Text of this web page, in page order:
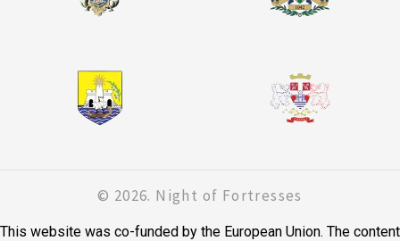
© 2026. Night of Fortresses
This website was co-funded by the European Union. The content